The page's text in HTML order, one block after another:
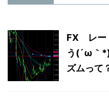
FX レー
う(´ω｀
ズムって